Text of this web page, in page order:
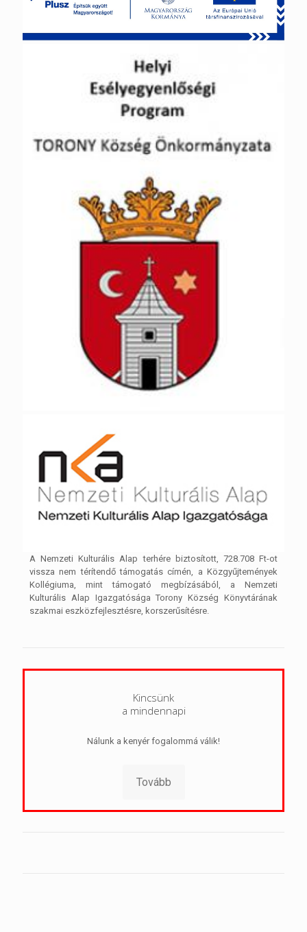
A Nemzeti Kulturális Alap terhére biztosított, 728.708 Ft-ot
vissza nem térítendő támogatás címén, a Közgyűjtemények
Kollégiuma, mint támogató megbízásából, a Nemzeti
Kulturális Alap Igazgatósága Torony Község Könyvtárának
szakmai eszközfejlesztésre, korszerűsítésre.
Kincsünk
a mindennapi
Nálunk a kenyér fogalommá válik!
Tovább